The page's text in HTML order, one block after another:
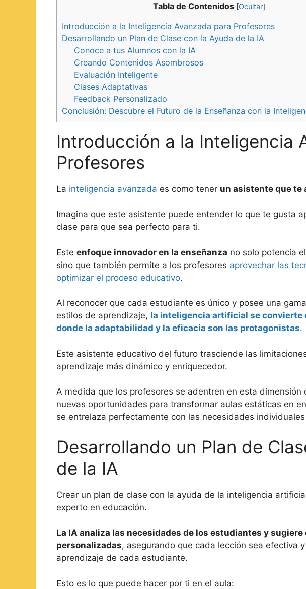
Tabla de Contenidos [Ocultar]
Introducción a la Inteligencia Avanzada para Profesores
Desarrollando un Plan de Clase con la Ayuda de la IA
Conoce a tus Alumnos con la IA
Creando Contenidos Asombrosos
Evaluación Inteligente
Clases Adaptativas
Feedback Personalizado
Conclusión: Descubre el Futuro de la Enseñanza con la
Introducción a la Inteligencia
Profesores
La inteligencia avanzada es como tener un asistente que te
Imagina que este asistente puede entender lo que te gusta
clase para que sea perfecto para ti.
Este enfoque innovador en la enseñanza no solo potencia el
sino que también permite a los profesores aprovechar las
optimizar el proceso educativo.
Al reconocer que cada estudiante es único y posee una
estilos de aprendizaje, la inteligencia artificial se convierte
donde la adaptabilidad y la eficacia son las protagonistas.
Este asistente educativo del futuro trasciende las
aprendizaje más dinámico y enriquecedor.
A medida que los profesores se adentren en esta dimensión
nuevas oportunidades para transformar aulas estáticas en
se entrelaza perfectamente con las necesidades
Desarrollando un Plan de
de la IA
Crear un plan de clase con la ayuda de la inteligencia
experto en educación.
La IA analiza las necesidades de los estudiantes y
personalizadas, asegurando que cada lección sea efectiva
aprendizaje de cada estudiante.
Esto es lo que puede hacer por ti en el aula: